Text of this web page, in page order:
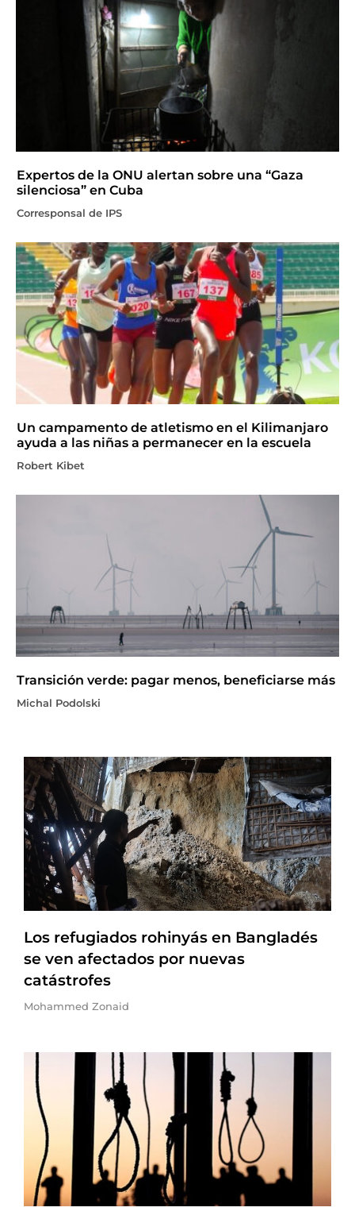
Expertos de la ONU alertan sobre una “Gaza
silenciosa” en Cuba
Corresponsal de IPS
Un campamento de atletismo en el Kilimanjaro
ayuda a las niñas a permanecer en la escuela
Robert Kibet
Transición verde: pagar menos, beneficiarse más
Michal Podolski
Los refugiados rohinyás en Bangladés
se ven afectados por nuevas
catástrofes
Mohammed Zonaid